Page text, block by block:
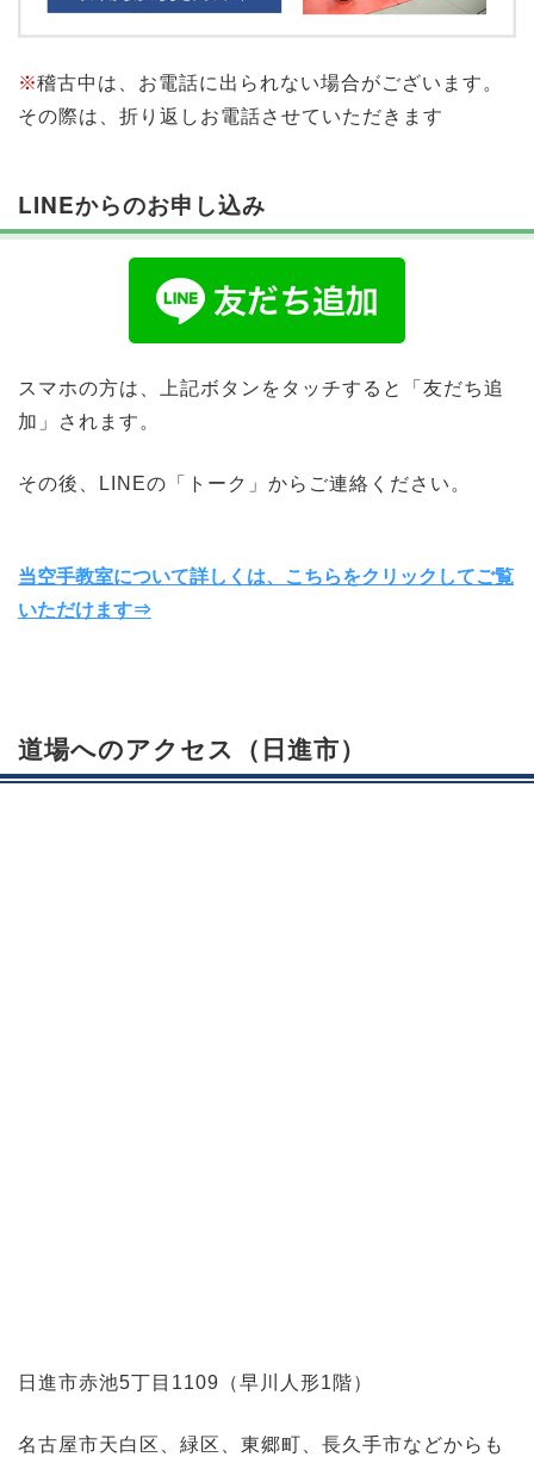
※稽古中は、お電話に出られない場合がございます。
その際は、折り返しお電話させていただきます
LINEからのお申し込み
スマホの方は、上記ボタンをタッチすると「友だち追
加」されます。
その後、LINEの「トーク」からご連絡ください。
当空手教室について詳しくは、こちらをクリックしてご覧
いただけます⇒
道場へのアクセス（日進市）
日進市赤池5丁目1109（早川人形1階）
名古屋市天白区、緑区、東郷町、長久手市などからも